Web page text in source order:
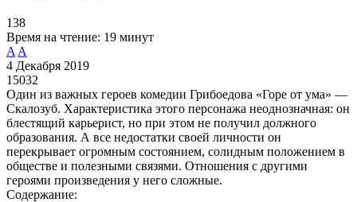
138
Время на чтение: 19 минут
A A
4 Декабря 2019
15032
Один из важных героев комедии Грибоедова «Горе от ума» —
Скалозуб. Характеристика этого персонажа неоднозначная: он
блестящий карьерист, но при этом не получил должного
образования. А все недостатки своей личности он
перекрывает огромным состоянием, солидным положением в
обществе и полезными связями. Отношения с другими
героями произведения у него сложные.
Содержание: